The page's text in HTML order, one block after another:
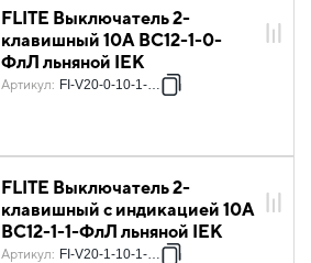
FLITE Выключатель 2-
клавишный 10А ВС12-1-0-
ФлЛ льняной IEK
Артикул: FI-V20-0-10-1-K88
FLITE Выключатель 2-
клавишный с индикацией 10А
ВС12-1-1-ФлЛ льняной IEK
Артикул: FI-V20-1-10-1-K88